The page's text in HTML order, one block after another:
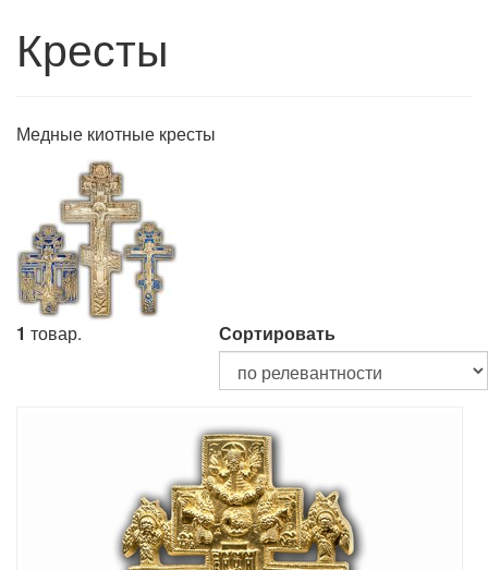
Кресты
Медные киотные кресты
1 товар. Сортировать